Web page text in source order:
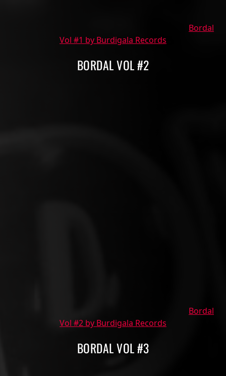
Bordal
Vol #1 by Burdigala Records
BORDAL VOL #2
Bordal
Vol #2 by Burdigala Records
BORDAL VOL #3